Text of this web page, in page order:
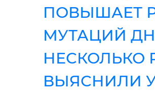
ПОВЫШАЕТ
МУТАЦИЙ
НЕСКОЛЬКО
ВЫЯСНИЛИ